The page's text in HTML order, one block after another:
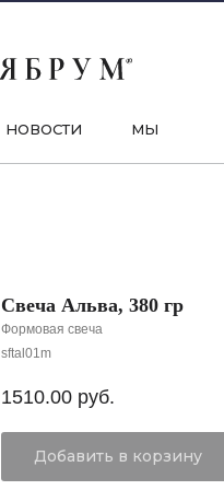
НОВОСТИ МЫ
Свеча Альва, 380 гр
Формовая свеча
sftal01m
1510.00 руб.
Добавить в корзину